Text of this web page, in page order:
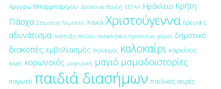
Αργυρώ Μπαρμπαρίγου Δέσποινα Βανδή ΕΕΤΑΑ Ηράκλειο Κρήτη
Πάσχα Σταματίνα Τσιμτσιλή Χανιά Χριστούγεννα έρευνες
αδυνάτισμα ανάπτυξη παιδιού ανακλήσεις προϊόντων γάμος δημοτικό
διακοπές εμβολιασμός θηλασμός καλοκαίρι καρκίνος
καφές κορωνοϊός μαγειρική μαγιό μαμαδοιστορίες
παγωτό παιδιά διασήμων παιδικές σειρές